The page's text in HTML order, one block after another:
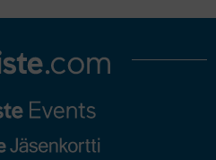
Stroke Play Championship
2026